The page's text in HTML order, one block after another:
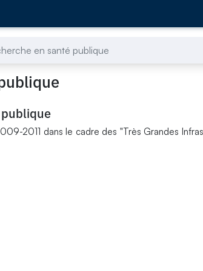
en santé publique
2011 dans le cadre des "Très Grandes